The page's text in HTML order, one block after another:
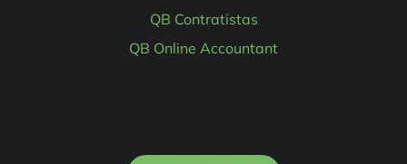
QB Contratistas
QB Online Accountant